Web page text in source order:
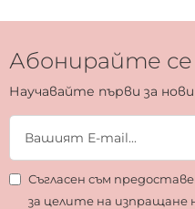
Абонирайте
Научавайте първи за
Съгласен съм
за целите на изпращане